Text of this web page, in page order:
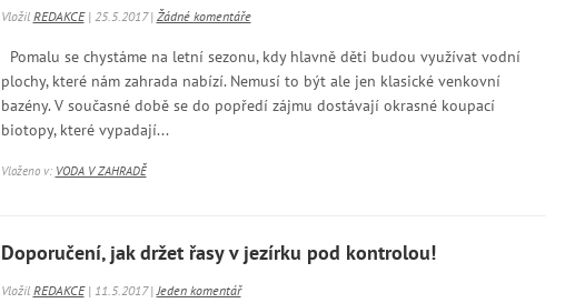
Vložil REDAKCE| 25.5.2017 | Žádné komentáře
Pomalu se chystáme na letní sezonu, kdy hlavně děti budou využívat vodní
plochy, které nám zahrada nabízí. Nemusí to být ale jen klasické venkovní
bazény. V současné době se do popředí zájmu dostávají okrasné koupací
biotopy, které vypadají...
Vloženo v: VODA V ZAHRADĚ
Doporučení, jak držet řasy v jezírku pod kontrolou!
Vložil REDAKCE| 11.5.2017 | Jeden komentář